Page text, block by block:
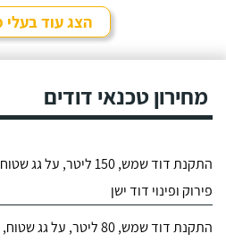
חייג
הצג עוד בעלי
מחירון טכנאי דודים
התקנת דוד שמש, 150 ליטר, על
פירוק ופינוי דוד ישן
התקנת דוד שמש, 80 ליטר, על גג